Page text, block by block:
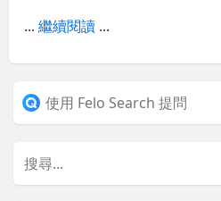
...繼續閱讀 ...